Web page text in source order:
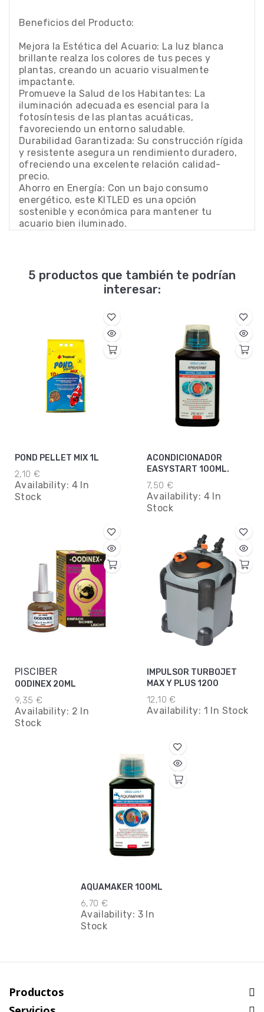
Beneficios del Producto:
Mejora la Estética del Acuario: La luz blanca
brillante realza los colores de tus peces y
plantas, creando un acuario visualmente
impactante.
Promueve la Salud de los Habitantes: La
iluminación adecuada es esencial para la
fotosíntesis de las plantas acuáticas,
favoreciendo un entorno saludable.
Durabilidad Garantizada: Su construcción rígida
y resistente asegura un rendimiento duradero,
ofreciendo una excelente relación calidad-
precio.
Ahorro en Energía: Con un bajo consumo
energético, este KITLED es una opción
sostenible y económica para mantener tu
acuario bien iluminado.
5 productos que también te podrían
interesar:
POND PELLET MIX 1L
2,10 €
Availability: 4 In
Stock
ACONDICIONADOR
EASYSTART 100ML.
7,50 €
Availability: 4 In
Stock
PISCIBER
OODINEX 20ML
9,35 €
Availability: 2 In
Stock
IMPULSOR TURBOJET
MAX Y PLUS 1200
12,10 €
Availability: 1 In Stock
AQUAMAKER 100ML
6,70 €
Availability: 3 In
Stock
Productos